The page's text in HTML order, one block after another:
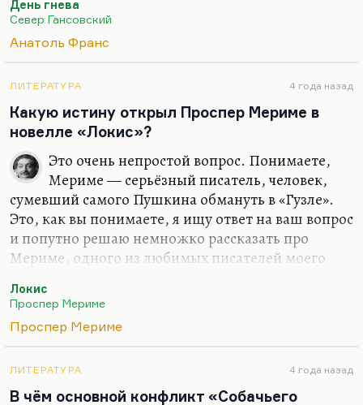
умных медведей. Дело в том, что тема отличия
человека от…
День гнева
Север Гансовский
Анатоль Франс
ЛИТЕРАТУРА 4 года назад
Какую истину открыл Проспер Мериме в
новелле «Локис»?
Это очень непростой вопрос. Понимаете,
Мериме — серьёзный писатель, человек,
сумевший самого Пушкина обмануть в «Гузле».
Это, как вы понимаете, я ищу ответ на ваш вопрос
и попутно решаю немножко рассказать про
Мериме, одного из любимых писателей моего
стилизацией в истории. Кстати, очень интересно,
что одно из писем подписано Кларой Газуль.
«Театр Клары Газуль» — ещё одна мистификация
Смысл «Локиса», пожалуй, я могу вам изложить.
Это одна из первых вариаций на тему человека-
Локис
Проспер Мериме
Проспер Мериме
ЛИТЕРАТУРА 4 года назад
В чём основной конфликт «Собачьего